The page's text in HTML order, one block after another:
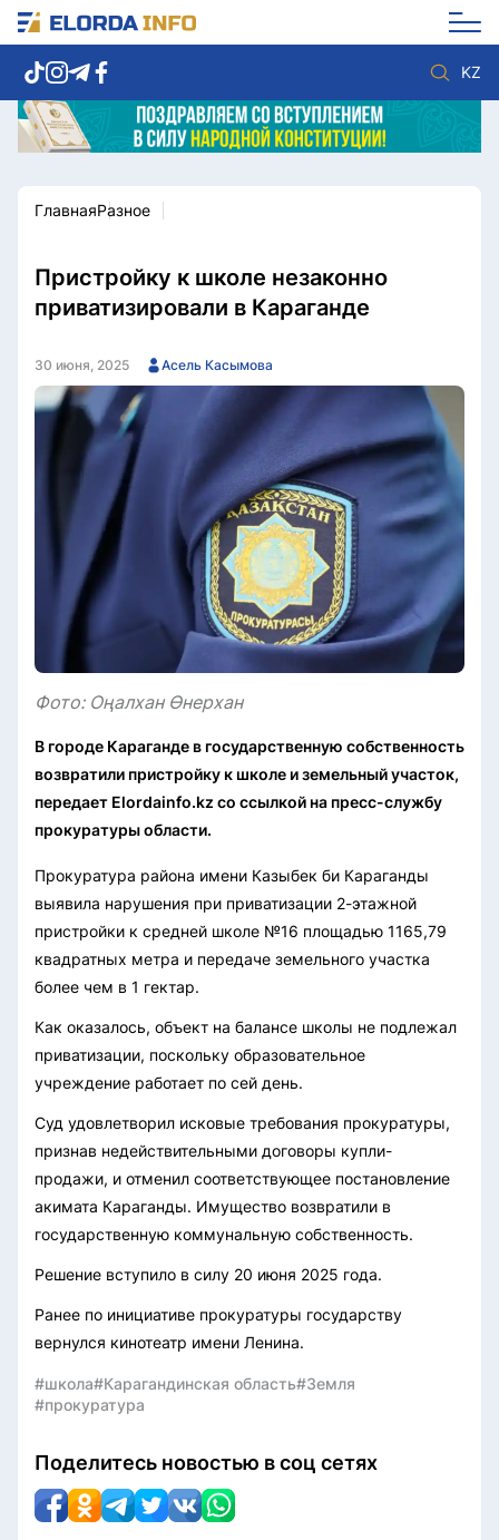
KZ
Новости столицы
Спорт
Культура
Разное
Мнение
Видео
Мир
Этический кодекс
Служу стране
ГлавнаяРазное
Пристройку к школе незаконно
приватизировали в Караганде
30 июня, 2025 Асель Касымова
Фото: Оңалхан Өнерхан
В городе Караганде в государственную собственность
возвратили пристройку к школе и земельный участок,
передает Elordainfo.kz со ссылкой на пресс-службу
прокуратуры области.
Прокуратура района имени Казыбек би Караганды
выявила нарушения при приватизации 2-этажной
пристройки к средней школе №16 площадью 1165,79
квадратных метра и передаче земельного участка
более чем в 1 гектар.
Как оказалось, объект на балансе школы не подлежал
приватизации, поскольку образовательное
учреждение работает по сей день.
Суд удовлетворил исковые требования прокуратуры,
признав недействительными договоры купли-
продажи, и отменил соответствующее постановление
акимата Караганды. Имущество возвратили в
государственную коммунальную собственность.
Решение вступило в силу 20 июня 2025 года.
Ранее по инициативе прокуратуры государству
вернулся кинотеатр имени Ленина.
#школа#Карагандинская область#Земля
#прокуратура
Поделитесь новостью в соц сетях